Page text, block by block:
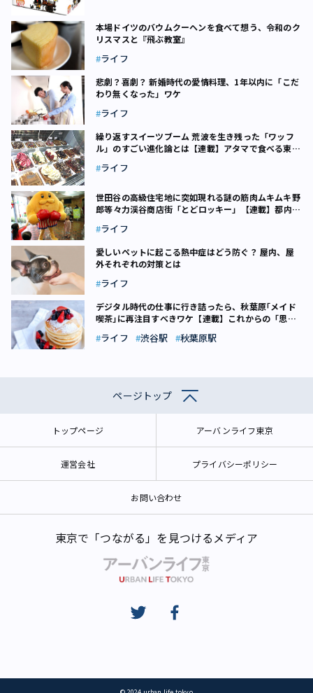
本場ドイツのバウムクーヘンを食べて想う、令和のク
リスマスと『飛ぶ教室』
ライフ
悲劇？喜劇？ 新婚時代の愛情料理、1年以内に「こだ
わり無くなった」ワケ
ライフ
繰り返すスイーツブーム 荒波を生き残った「ワッフ
ル」のすごい進化論とは【連載】アタマで食べる東京
ライフ
世田谷の高級住宅地に突如現れる謎の筋肉ムキムキ野
郎――等々力渓谷商店街「とどロッキー」【連載】都内
ライフ
愛しいペットに起こる熱中症はどう防ぐ？ 屋内、屋
外それぞれの対策とは
ライフ
デジタル時代の仕事に行き詰ったら、秋葉原｢メイド
喫茶｣に再注目すべきワケ【連載】これからの「思考
ライフ 渋谷駅 秋葉原駅
ページトップ
トップページ アーバンライフ東京
運営会社 プライバシーポリシー
お問い合わせ
東京で「つながる」を見つけるメディア